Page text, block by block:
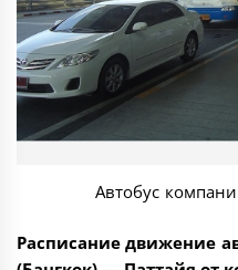
Автобус
Расписание движение